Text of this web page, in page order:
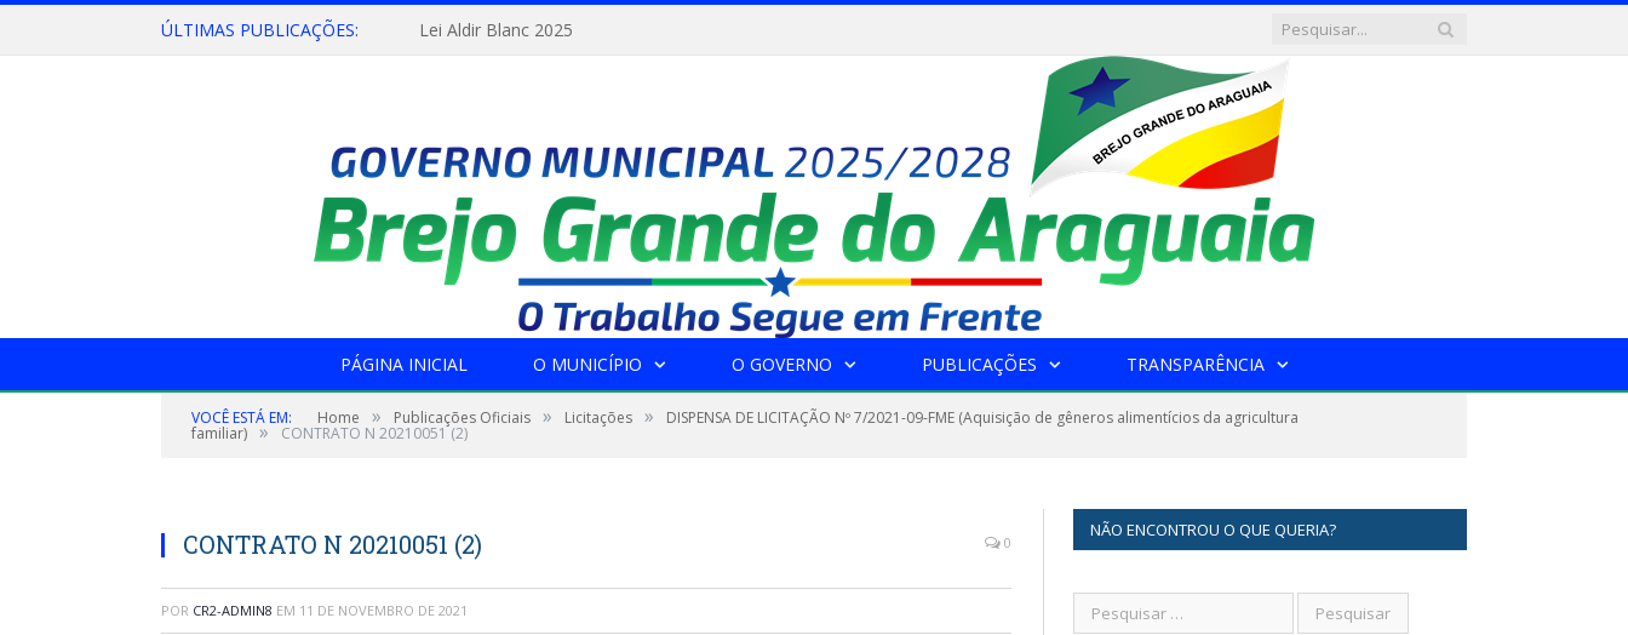
ÚLTIMAS PUBLICAÇÕES: Lei Aldir Blanc 2025
PÁGINA INICIAL O MUNICÍPIO O GOVERNO PUBLICAÇÕES TRANSPARÊNCIA
VOCÊ ESTÁ EM: Home » Publicações Oficiais » Licitações » DISPENSA DE LICITAÇÃO Nº 7/2021-09-FME (Aquisição de gêneros alimentícios da agricultura
familiar) » CONTRATO N 20210051 (2)
CONTRATO N 20210051 (2) 0
POR CR2-ADMIN8 EM 11 DE NOVEMBRO DE 2021
NÃO ENCONTROU O QUE QUERIA?